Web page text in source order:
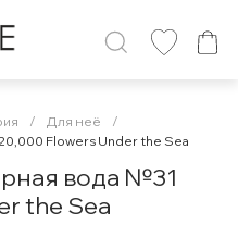
/ Для неё
/
Flowers Under the Sea
вода №31
the Sea